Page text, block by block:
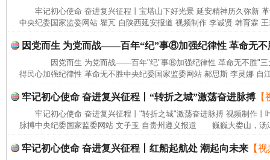
牢记初心使命 奋进复兴征程丨宝塔山下好光景 延安精神历久弥新
中央纪委国家监委网站 瞿芃 自陕西延安报道 视频制作 李诚贤 韩育霖
因党而生 为党而战——百年“纪”事⑧加强纪律性 革命无不
因党而生 为党而战——百年"纪"事⑧加强纪律性 革命无不胜"三
得民心加强纪律性 革命无不胜中央纪委国家监委网站 郝思斯 李灵娜 自
牢记初心使命 奋进复兴征程丨“转折之城”激荡奋进脉搏【
牢记初心使命 奋进复兴征程丨"转折之城"激荡奋进脉搏 视频制作丨
脉搏中央纪委国家监委网站 文子玉 自贵州遵义报道 巍巍大娄山，汤
牢记初心使命 奋进复兴征程丨红船起航处 潮起向未来 【